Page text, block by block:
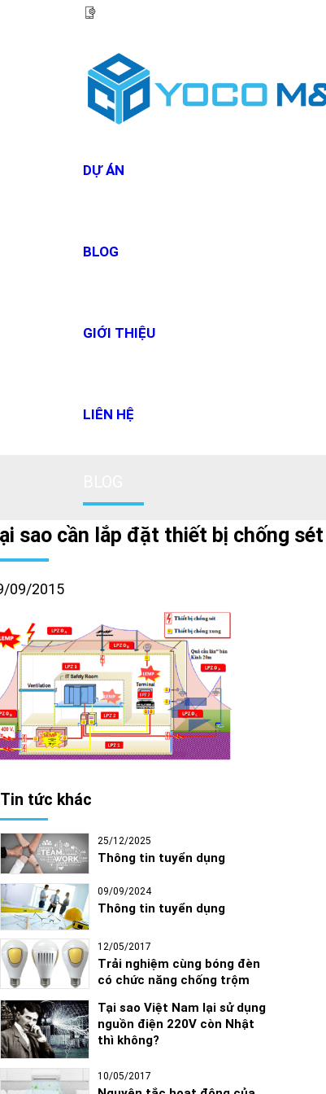
DỰ ÁN
BLOG
GIỚI THIỆU
LIÊN HỆ
sao cần lắp đặt thiết bị chống
09/2015
Tin tức khác
25/12/2025
Thông tin tuyển dụng
09/09/2024
Thông tin tuyển dụng
12/05/2017
Trải nghiệm cùng bóng đèn
có chức năng chống trộm
Tại sao Việt Nam lại sử dụng
nguồn điện 220V còn Nhật
thì không?
10/05/2017